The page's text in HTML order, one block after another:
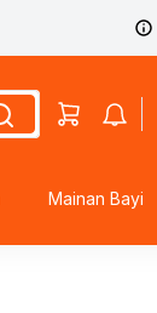
Mainan Bayi